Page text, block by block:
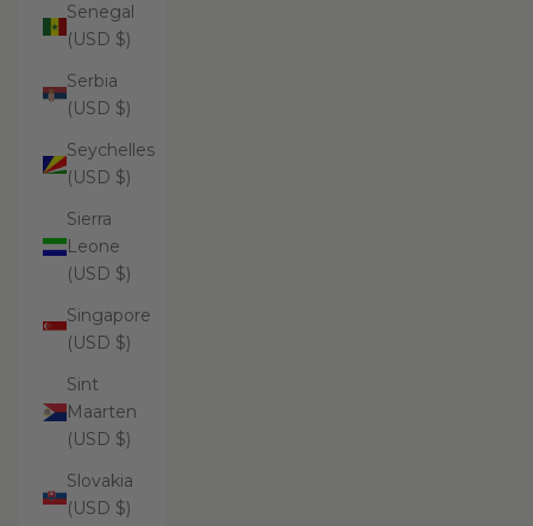
Senegal
(USD $)
Serbia
(USD $)
Seychelles
(USD $)
Sierra
Leone
(USD $)
Singapore
(USD $)
Sint
Maarten
(USD $)
Slovakia
(USD $)